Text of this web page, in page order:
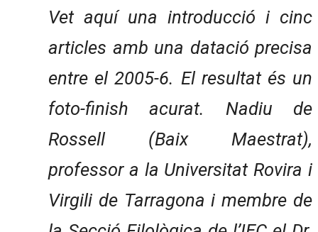
Vet aquí una introducció i cinc
articles amb una datació precisa
entre el 2005-6. El resultat és un
foto-finish acurat. Nadiu de
Rossell (Baix Maestrat),
professor a la Universitat Rovira i
Virgili de Tarragona i membre de